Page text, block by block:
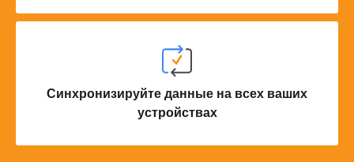
Синхронизируйте данные на всех ваших
устройствах